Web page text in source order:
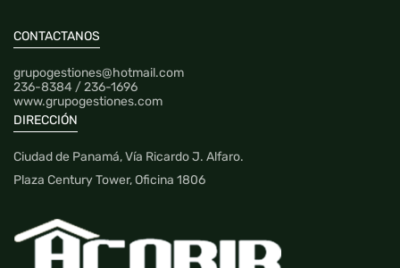
CONTACTANOS
grupogestiones@hotmail.com
236-8384 / 236-1696
www.grupogestiones.com
DIRECCIÓN
Ciudad de Panamá, Vía Ricardo J. Alfaro.
Plaza Century Tower, Oficina 1806